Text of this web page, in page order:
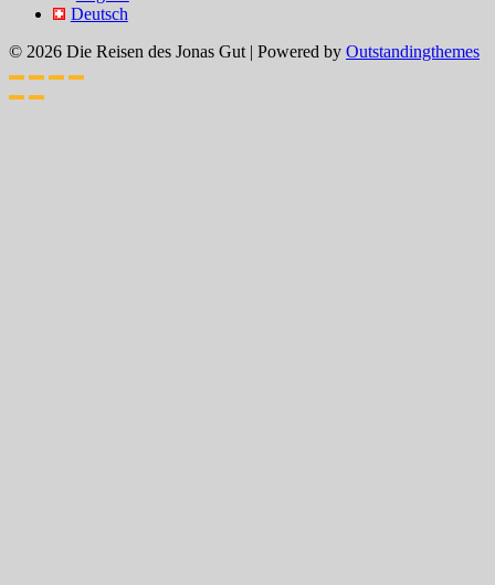
Deutsch
© 2026 Die Reisen des Jonas Gut | Powered by Outstandingthemes